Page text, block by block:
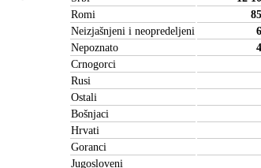
Romi
Neizjašnjeni i neopredeljeni
Nepoznato
Crnogorci
Rusi
Ostali
Bošnjaci
Hrvati
Goranci
Jugosloveni